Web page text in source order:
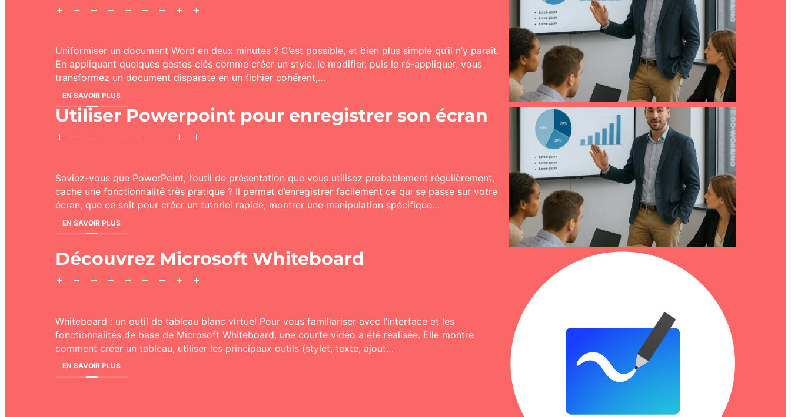
Uniformiser un document Word en deux minutes ? C’est possible, et bien plus simple qu’il n’y paraît.
En appliquant quelques gestes clés comme créer un style, le modifier, puis le ré-appliquer, vous
transformez un document disparate en un fichier cohérent,…
EN SAVOIR PLUS
Utiliser Powerpoint pour enregistrer son écran
Saviez-vous que PowerPoint, l’outil de présentation que vous utilisez probablement régulièrement,
cache une fonctionnalité très pratique ? Il permet d’enregistrer facilement ce qui se passe sur votre
écran, que ce soit pour créer un tutoriel rapide, montrer une manipulation spécifique…
EN SAVOIR PLUS
Découvrez Microsoft Whiteboard
Whiteboard : un outil de tableau blanc virtuel Pour vous familiariser avec l’interface et les
fonctionnalités de base de Microsoft Whiteboard, une courte vidéo a été réalisée. Elle montre
comment créer un tableau, utiliser les principaux outils (stylet, texte, ajout…
EN SAVOIR PLUS